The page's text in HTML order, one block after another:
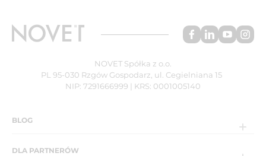
NOVET Spółka z o.o.
PL 95-030 Rzgów Gospodarz, ul. Cegielniana 15
NIP: 7291666999 | KRS: 0001005140
BLOG
DLA PARTNERÓW